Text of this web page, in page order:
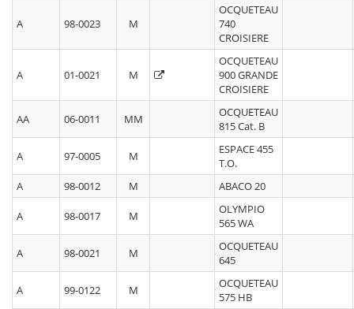
A 98-0023 M
OCQUETEAU
740
CROISIERE
A 01-0021 M
OCQUETEAU
900 GRANDE
CROISIERE
AA 06-0011 MM
OCQUETEAU
815 Cat. B
A 97-0005 M
ESPACE 455
T.O.
A
98-0012 M ABACO 20
A 98-0017 M
OLYMPIO
565 WA
A 98-0021 M
OCQUETEAU
645
A 99-0122 M
OCQUETEAU
575 HB